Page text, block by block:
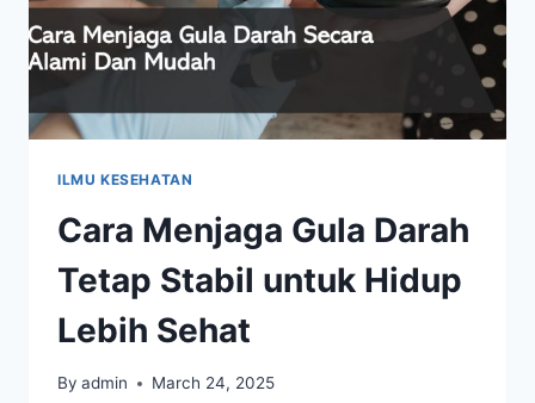
ILMU KESEHATAN
Cara Menjaga Gula Darah
Tetap Stabil untuk Hidup
Lebih Sehat
By admin March 24, 2025